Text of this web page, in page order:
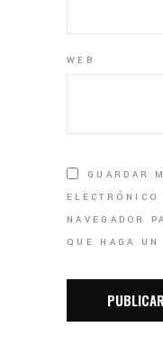
WEB
GUARDAR
NAVEGADOR
QUE HAGA UN